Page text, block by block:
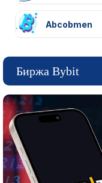
Abcobmen
Биржа Bybit